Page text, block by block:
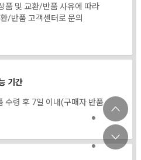
품 및 교환/반품 사유에 따라
/반품 고객센터로 문의
기간
수령 후 7일 이내(구매자 반품